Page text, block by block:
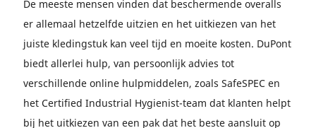
De meeste mensen vinden dat beschermende overalls
er allemaal hetzelfde uitzien en het uitkiezen van het
juiste kledingstuk kan veel tijd en moeite kosten. DuPont
biedt allerlei hulp, van persoonlijk advies tot
verschillende online hulpmiddelen, zoals SafeSPEC en
het Certified Industrial Hygienist-team dat klanten helpt
bij het uitkiezen van een pak dat het beste aansluit op